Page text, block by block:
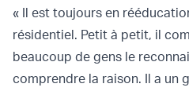
« Il est toujours en
résidentiel. Petit à petit, il
beaucoup de gens le
comprendre la raison. Il a un